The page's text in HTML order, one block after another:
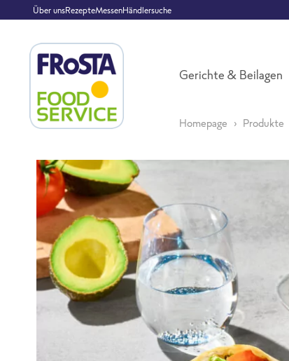
Über unsRezepteMessenHändlersuche
Gerichte & Beilagen
Homepage Produkte